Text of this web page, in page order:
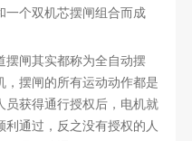
一个双机芯摆闸组合而成
闸其实都称为全自动摆
摆闸的所有运动动作都是
获得通行授权后，电机就
通过，反之没有授权的人